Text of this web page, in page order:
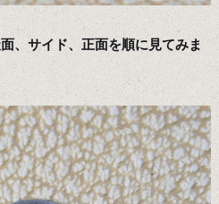
、サイド、正面を順に見てみま